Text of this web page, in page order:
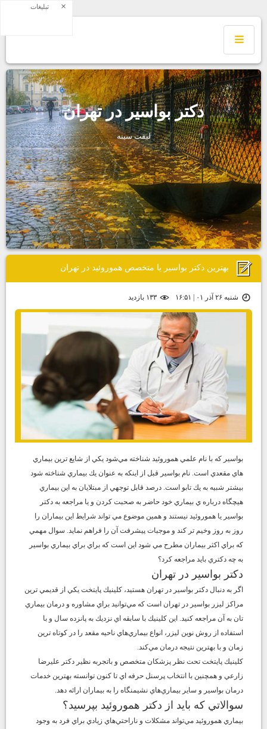
دكتر بواسير در تهران
ليفت سينه
بهترين دكتر بواسير يا متخصص هموروئيد در تهران
شنبه ۲۶ آذر ۰۱ | ۱۶:۵۱
بواسير كه با نام علمي هموروئيد شناخته مي‌شود يكي از شايع ترين بيماري
هاي مقعدي است. نام بواسير قبل از اينكه به عنوان يك بيماري شناخته شود
بيشتر شبيه به يك تابو است. درصد قابل توجهي از مبتلايان به اين بيماري
هيچگاه درباره ي بيماري خود حاضر به صحبت كردن و يا مراجعه به دكتر
بواسير يا هموروئيد نيستند و همين موضوع مي تواند شرايط اين بيماران را
روز به روز وخيم تر كند و موجبات پيشرفت آن را فراهم نمايد. سوال مهمي
كه براي اكثر بيماران مطرح مي شود اين است كه براي براي بيماري بواسير
به چه دكتري بايد مراجعه كرد؟
دكتر بواسير در تهران
اگر به دنبال دكتر بواسير در تهران هستيد، كلينيك پايتخت يكي از قديمي ترين
مراكز ليزر بواسير در تهران است كه مي‌توانيد براي مشاوره و درمان بيماري
تان به آن مراجعه كنيد. اين كلينيك با سابقه اي نزديك به پانزده سال و با
استفاده از روش نوين ليزر، انواع بيماري‌هاي ناحيه مقعد را در كوتاه ترين
زمان و با بهترين نتيجه درمان مي‌كند.
كلينيك پايتخت تحت نظر پزشكان متخصص و باتجربه نظير دكتر عليرضا
زارعي و همچنين با انتخاب پرسنل حرفه اي تا كنون توانسته بهترين خدمات
درمان بواسير و ساير بيماري‌هاي نشيمنگاه را به بيماران ارائه دهد.
سوالاتي كه بايد از دكتر هموروئيد بپرسيد؟
بيماري هموروئيد مي‌تواند مشكلات و ناراحتي‌هاي زيادي براي فرد به وجود
تبلیغات ×